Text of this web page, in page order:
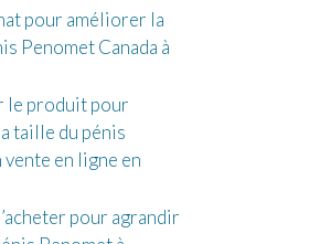
pour améliorer la
Penomet Canada à
le produit pour
taille du pénis
vente en ligne en
pour agrandir